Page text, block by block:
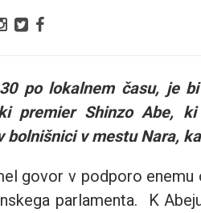
po lokalnem času, je
premier Shinzo Abe,
bolnišnici v mestu Nara,
govor v podporo
parlamenta. K